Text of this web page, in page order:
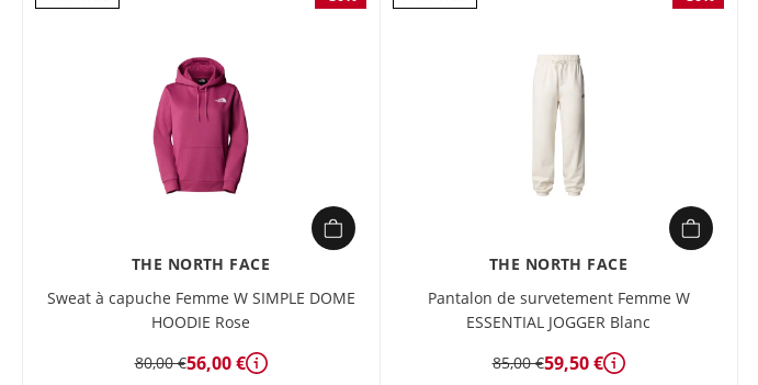
THE NORTH FACE
Sweat à capuche Femme W SIMPLE DOME
HOODIE Rose
80,00 €56,00 € Détails
THE NORTH FACE
Pantalon de survetement Femme W
ESSENTIAL JOGGER Blanc
85,00 €59,50 € Détails